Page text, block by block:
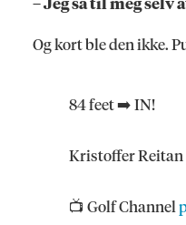
Og kort ble den ikke.
84 feet ➡️ IN!
Kristoffer Reitan
📺 Golf Channel